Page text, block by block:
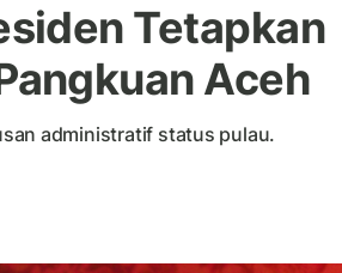
Tetapkan
Aceh
administratif status pulau.